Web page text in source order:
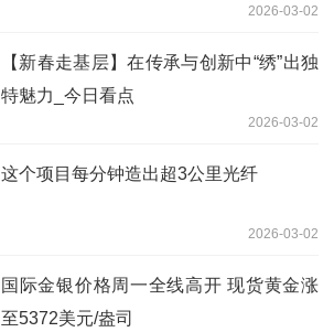
2026-03-02
【新春走基层】在传承与创新中“绣”出独
特魅力_今日看点
2026-03-02
这个项目每分钟造出超3公里光纤
2026-03-02
国际金银价格周一全线高开 现货黄金涨
至5372美元/盎司